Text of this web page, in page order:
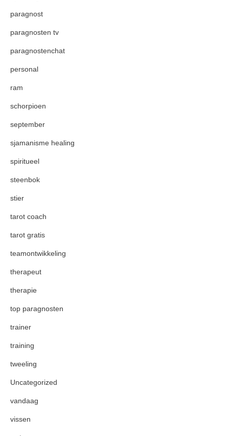
paragnost
paragnosten tv
paragnostenchat
personal
ram
schorpioen
september
sjamanisme healing
spiritueel
steenbok
stier
tarot coach
tarot gratis
teamontwikkeling
therapeut
therapie
top paragnosten
trainer
training
tweeling
Uncategorized
vandaag
vissen